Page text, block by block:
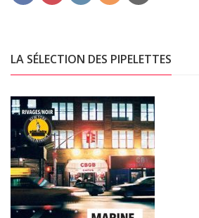
LA SÉLECTION DES PIPELETTES